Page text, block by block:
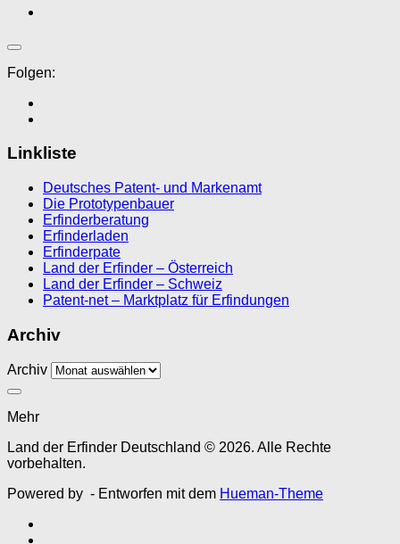
Folgen:
Linkliste
Deutsches Patent- und Markenamt
Die Prototypenbauer
Erfinderberatung
Erfinderladen
Erfinderpate
Land der Erfinder – Österreich
Land der Erfinder – Schweiz
Patent-net – Marktplatz für Erfindungen
Archiv
Archiv
Mehr
Land der Erfinder Deutschland © 2026. Alle Rechte
vorbehalten.
Powered by - Entworfen mit dem Hueman-Theme